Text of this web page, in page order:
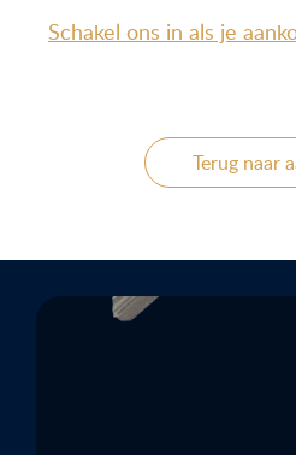
Schakel ons in als je
Terug naar